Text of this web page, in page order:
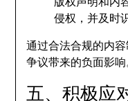
侵权，并及时
通过合法合规的内
争议带来的负面影响
五、积极应